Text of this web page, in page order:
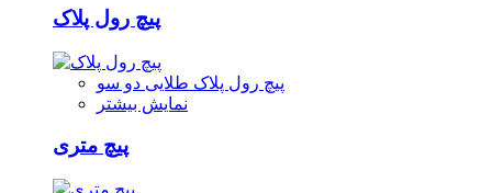
پیچ رول پلاک
پیچ رول پلاک طلایی دو سو
نمایش بیشتر
پیچ متری